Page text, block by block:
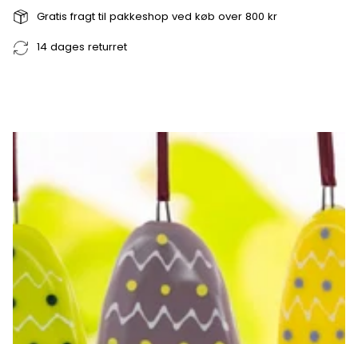
Gratis fragt til pakkeshop ved køb over 800 kr
14 dages returret